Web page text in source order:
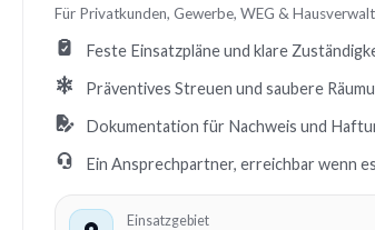
Für Privatkunden, Gewerbe, WEG &
Feste Einsatzpläne und klare
Präventives Streuen und saubere
Dokumentation für Nachweis und
Ein Ansprechpartner, erreichbar wenn
Einsatzgebiet